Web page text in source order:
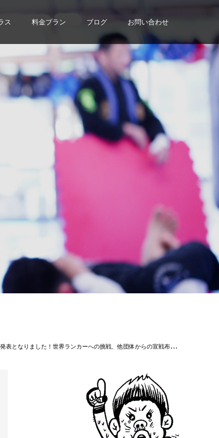
ス 料金プラン ブログ お問い合わせ
京/ KRAZYBEE）※修斗初参戦２０１９年修斗ストロー級新人王当真佳直が、西の名門BLOWS世界ランカー田上こゆるへの挑戦！◆ストロー級（-５２．２ｋｇ）５分３Ｒ田上こゆる（大阪/BLOWS/同級世界ランキング７位）ＶＳ当真 佳直（沖縄那覇/ reversaL Gym OKINAWA CROSS×LINE）沖縄紅一点美らさんグラップラー小生由紀久々の沖縄登場、インフィニティリーグ沖縄県内初開催！◆インフィニティリーグ2022女子アトム級（-４７．６ｋｇ）５分２R小生由紀（沖縄名護/グランドスラムAPP）ＶＳ加藤春菜（岐阜/NASCER DO SOL）日本屈指の選手達が集う最凶ピラニア軍団からの刺客、川北晏生VSTheパラエストラ沖縄１９歳期待の星、南風原吉良斗！◆バンタム級（-６１．２ｋｇ）５分２Ｒ南風原吉良斗（沖縄那覇/Theパラエストラ沖縄）ＶＳ川北 晏生（東京/ TRIBE TOKYO M.M.A）#shooto0417 #THESHOOTOOKINAWA #EVERGROUND #斬修斗沖縄 #修斗 #shooto #沖縄 #パラエストラ #那覇 #コザ #コザミュージックタウン #MMA #総合格闘技#SOUTHISLAND #沖縄広告株式会社#DeshignSP41 #PrivatesalonCrossLine #カフェエフシド #SOCRAZYTOKYO #京都市役所前法律事務所 #カルペディエム沖縄